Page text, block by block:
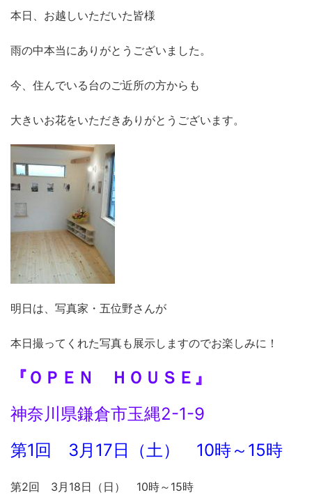
本日、お越しいただいた皆様
雨の中本当にありがとうございました。
今、住んでいる台のご近所の方からも
大きいお花をいただきありがとうございます。
明日は、写真家・五位野さんが
本日撮ってくれた写真も展示しますのでお楽しみに！
『ＯＰＥＮ ＨＯＵＳＥ』
神奈川県鎌倉市玉縄2-1-9
第1回 3月17日（土） 10時～15時
第2回 3月18日（日） 10時～15時